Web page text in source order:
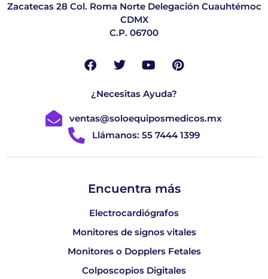
Zacatecas 28 Col. Roma Norte Delegación Cuauhtémoc
CDMX
C.P. 06700
¿Necesitas Ayuda?
ventas@soloequiposmedicos.mx
Llámanos: 55 7444 1399
Encuentra más
Electrocardiógrafos
Monitores de signos vitales
Monitores o Dopplers Fetales
Colposcopios Digitales